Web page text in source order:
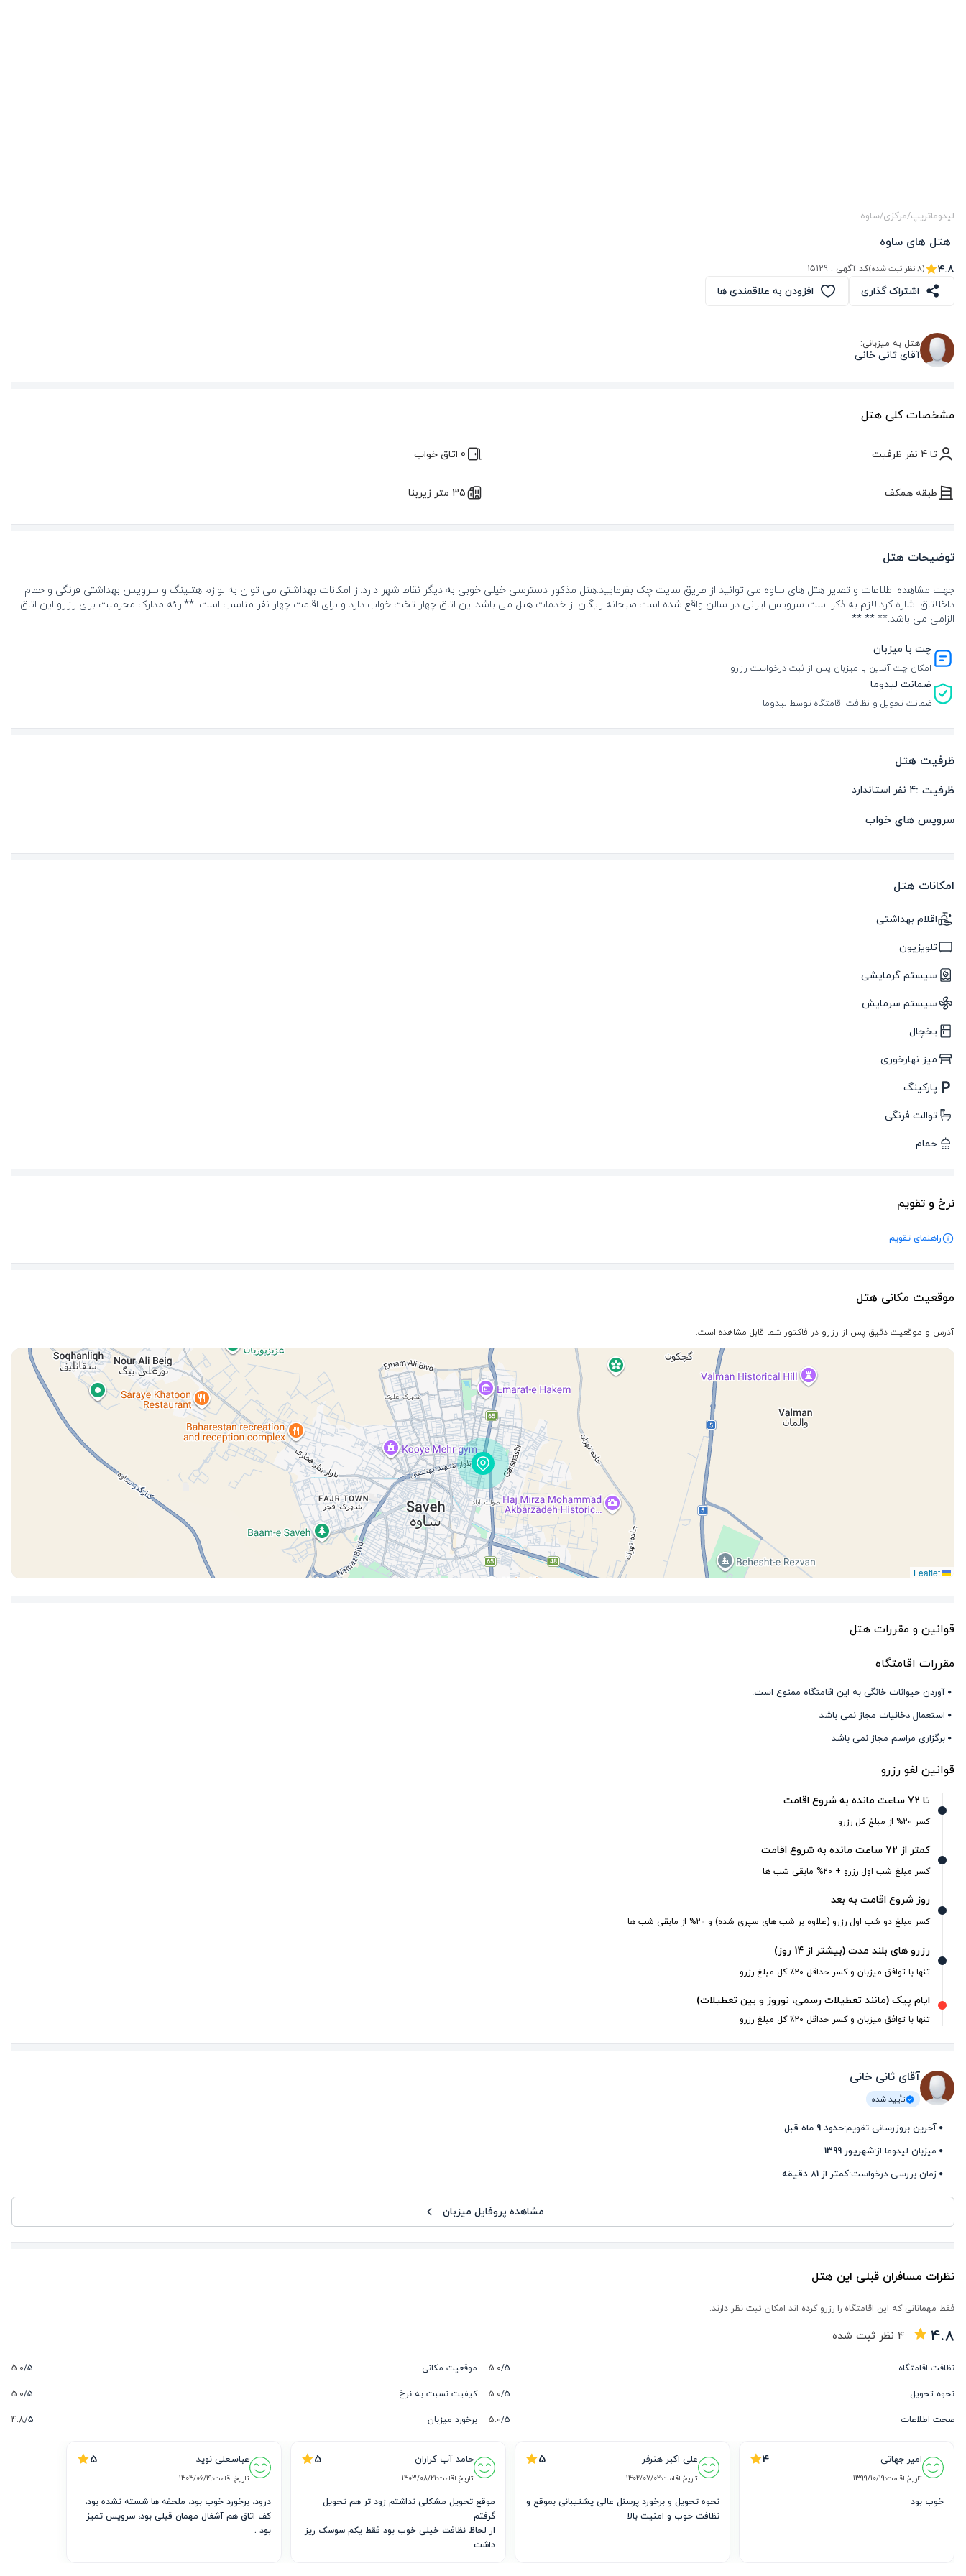
لیدوماتریپ/مرکزی/ساوه
هتل های ساوه
4.8 (8 نظر ثبت شده) کد آگهی : 15129
اشتراک گذاری افزودن به علاقمندی ها
هتل به میزبانی:
آقای ثانی خانی
مشخصات کلی هتل
تا 4 نفر ظرفیت 0 اتاق خواب
طبقه همکف 35 متر زیربنا
توضیحات هتل
جهت مشاهده اطلاعات و تصایر هتل های ساوه می توانید از طریق سایت چک بفرمایید.هتل مذکور دسترسی خیلی خوبی به دیگر نقاط شهر دارد.از امکانات بهداشتی می توان به لوازم هتلینگ و سرویس بهداشتی فرنگی و حمام
داخلاتاق اشاره کرد.لازم به ذکر است سرویس ایرانی در سالن واقع شده است.صبحانه رایگان از خدمات هتل می باشد.این اتاق چهار تخت خواب دارد و برای اقامت چهار نفر مناسب است. **ارائه مدارک محرمیت برای رزرو این اتاق
الزامی می باشد.** ** **
چت با میزبان
امکان چت آنلاین با میزبان پس از ثبت درخواست رزرو
ضمانت لیدوما
ضمانت تحویل و نظافت اقامتگاه توسط لیدوما
ظرفیت هتل
ظرفیت :4 نفر استاندارد
سرویس های خواب
امکانات هتل
اقلام بهداشتی
تلویزیون
سیستم گرمایشی
سیستم سرمایش
یخچال
میز نهارخوری
پارکینگ
توالت فرنگی
حمام
نرخ و تقویم
راهنمای تقویم
موقعیت مکانی هتل
آدرس و موقعیت دقیق پس از رزرو در فاکتور شما قابل مشاهده است.
قوانین و مقررات هتل
مقررات اقامتگاه
آوردن حیوانات خانگی به این اقامتگاه ممنوع است.
استعمال دخانیات مجاز نمی باشد
برگزاری مراسم مجاز نمی باشد
قوانین لغو رزرو
تا 72 ساعت مانده به شروع اقامت
کسر 20% از مبلغ کل رزرو
کمتر از 72 ساعت مانده به شروع اقامت
کسر مبلغ شب اول رزرو + 20% مابقی شب ها
روز شروع اقامت به بعد
کسر مبلغ دو شب اول رزرو (علاوه بر شب های سپری شده) و 20% از مابقی شب ها
رزرو های بلند مدت (بیشتر از 14 روز)
تنها با توافق میزبان و کسر حداقل ۲۰٪ کل مبلغ رزرو
ایام پیک (مانند تعطیلات رسمی، نوروز و بین تعطیلات)
تنها با توافق میزبان و کسر حداقل ۲۰٪ کل مبلغ رزرو
آقای ثانی خانی
تأیید شده
آخرین بروزرسانی تقویم:حدود 9 ماه قبل
میزبان لیدوما از:شهریور 1399
زمان بررسی درخواست:کمتر از 81 دقیقه
مشاهده پروفایل میزبان
نظرات مسافران قبلی این هتل
فقط مهمانانی که این اقامتگاه را رزرو کرده اند امکان ثبت نظر دارند.
4.8
4 نظر ثبت شده
نظافت اقامتگاه 5/
5.0 موقعیت مکانی 5/
5.0
نحوه تحویل
5/
5.0 کیفیت نسبت به نرخ 5/
5.0
صحت اطلاعات
5/
5.0 برخورد میزبان 5/
4.8
امیر جهاتی 4
تاریخ اقامت:1399/10/19
خوب بود
علی اکبر هنرفر 5
تاریخ اقامت:1402/07/02
نظافت خوب و امنیت بالا
حامد آب کراران 5
تاریخ اقامت:1403/08/21
از لحاظ نظافت خیلی خوب بود فقط یکم سوسک ریز
داشت
عباسعلی نوید 5
تاریخ اقامت:1404/06/19
کف اتاق هم آشغال مهمان قبلی بود، سرویس تمیز
بود .